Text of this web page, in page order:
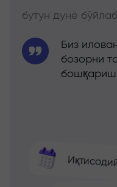
бутун дунё
Биз
бозорни
бошқариш